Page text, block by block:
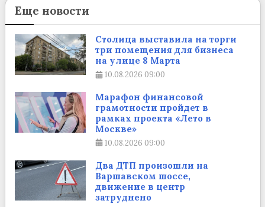
Еще новости
Столица выставила на торги
три помещения для бизнеса
на улице 8 Марта
10.08.2026 09:00
Марафон финансовой
грамотности пройдет в
рамках проекта «Лето в
Москве»
10.08.2026 09:00
Два ДТП произошли на
Варшавском шоссе,
движение в центр
затруднено